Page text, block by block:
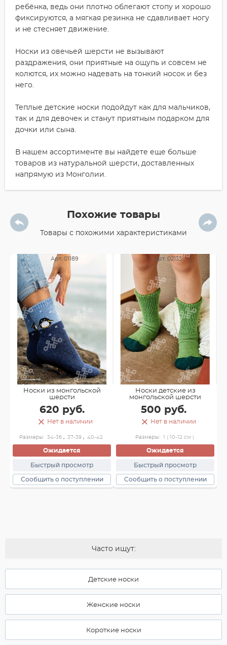
ребёнка, ведь они плотно облегают стопу и хорошо
фиксируются, а мягкая резинка не сдавливает ногу
и не стесняет движение.
Носки из овечьей шерсти не вызывают
раздражения, они приятные на ощупь и совсем не
колются, их можно надевать на тонкий носок и без
него.
Теплые детские носки подойдут как для мальчиков,
так и для девочек и станут приятным подарком для
дочки или сына.
В нашем ассортименте вы найдете еще больше
товаров из натуральной шерсти, доставленных
напрямую из Монголии.
Похожие товары
Товары с похожими характеристиками
Арт. 01189
Носки из монгольской
шерсти
620 руб.
Размеры: 34-36 , 37-39 , 40-42
Ожидается
Быстрый просмотр
Сообщить о поступлении
Нет в наличии
Арт. 02133
Носки детские из
монгольской шерсти
500 руб.
Размеры: 1 ( 10-12 см )
Ожидается
Быстрый просмотр
Сообщить о поступлении
Нет в наличии
Часто ищут:
Детские носки
Женские носки
Короткие носки